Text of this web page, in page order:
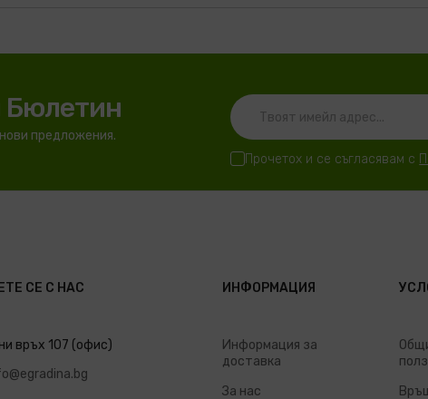
Бюлетин
предложения.
Прочетох и се съгласявам с
СЕ С НАС
връх 107 (офис)
ИНФОРМАЦИЯ
Информация за
доставка
За нас